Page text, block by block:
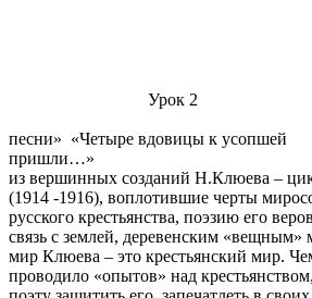
Урок 2
Из цикла
песни» «Четыре вдовицы к усопшей
из вершинных созданий Н.Клюева –
(1914 -1916), воплотившие черты
русского крестьянства, поэзию его
связь с землей, деревенским
мир Клюева – это крестьянский мир.
проводило «опытов» над